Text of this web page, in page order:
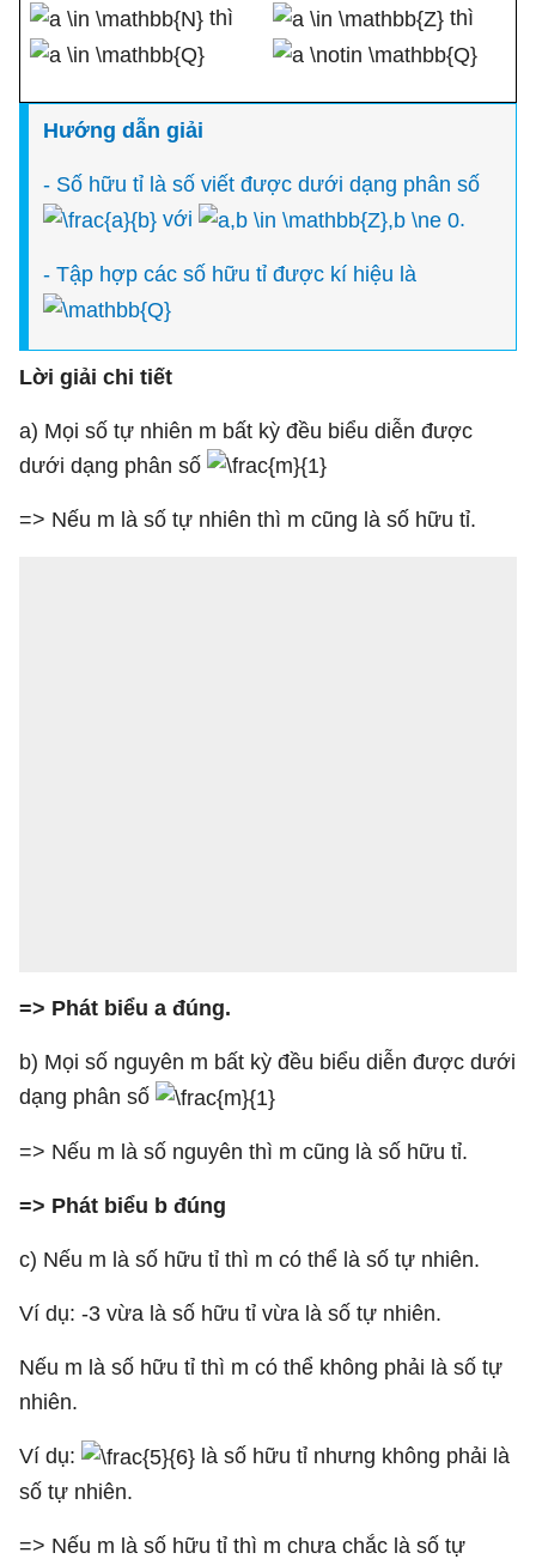
thì
thì
Hướng dẫn giải
- Số hữu tỉ là số viết được dưới dạng phân số
với
.
- Tập hợp các số hữu tỉ được kí hiệu là
Lời giải chi tiết
a) Mọi số tự nhiên m bất kỳ đều biểu diễn được
dưới dạng phân số
=> Nếu m là số tự nhiên thì m cũng là số hữu tỉ.
=> Phát biểu a đúng.
b) Mọi số nguyên m bất kỳ đều biểu diễn được dưới
dạng phân số
=> Nếu m là số nguyên thì m cũng là số hữu tỉ.
=> Phát biểu b đúng
c) Nếu m là số hữu tỉ thì m có thể là số tự nhiên.
Ví dụ: -3 vừa là số hữu tỉ vừa là số tự nhiên.
Nếu m là số hữu tỉ thì m có thể không phải là số tự
nhiên.
Ví dụ:
là số hữu tỉ nhưng không phải là
số tự nhiên.
=> Nếu m là số hữu tỉ thì m chưa chắc là số tự